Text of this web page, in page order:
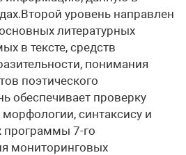
уровень направлен
литературных
в тексте, средств
понимания
поэтического
обеспечивает проверку
синтаксису и
программы 7-го
мониторинговых